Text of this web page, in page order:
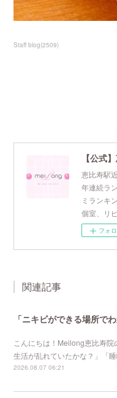
Staff blog(2509)
恵比寿駅
年連続ラ
ミランキ
個室、リ
フォ
関連記事
こんにちは！Meilong恵比寿
生活が乱れていたかな？」「
2026.08.07 06:21